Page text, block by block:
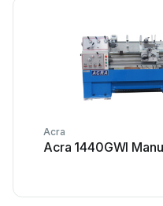
Acra
Acra 1440GWI